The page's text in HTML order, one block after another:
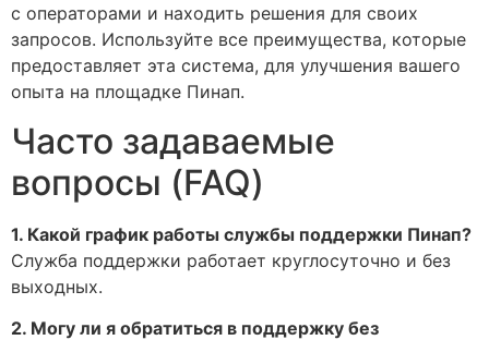
с операторами и находить решения для своих
запросов. Используйте все преимущества, которые
предоставляет эта система, для улучшения вашего
опыта на площадке Пинап.
Часто задаваемые
вопросы (FAQ)
1. Какой график работы службы поддержки Пинап?
Служба поддержки работает круглосуточно и без
выходных.
2. Могу ли я обратиться в поддержку без